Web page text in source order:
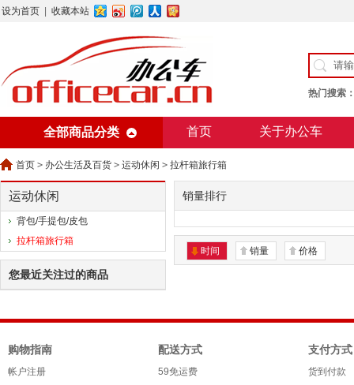
设为首页 收藏本站
热门搜索
全部商品分类 首页 关于办公车
美术用纸
首页 > 办公生活及百货 > 运动休闲 > 拉杆箱旅行箱
运动休闲
背包/手提包/皮包
拉杆箱旅行箱
您最近关注过的商品
销量排行
时间 销量 价格
购物指南
帐户注册
配送方式
59免运费
支付方式
货到付款